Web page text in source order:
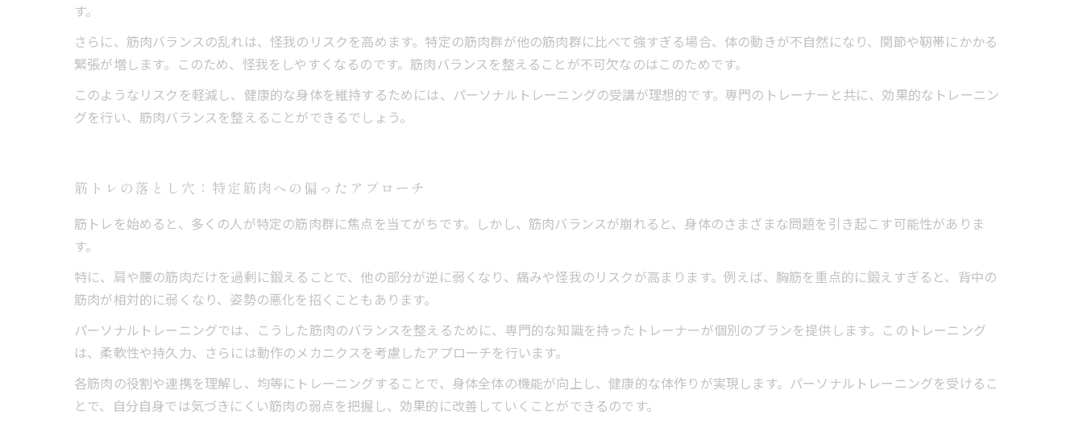
す。
さらに、筋肉バランスの乱れは、怪我のリスクを高めます。特定の筋肉群が他の筋肉群に比べて強すぎる場合、体の動きが不自然になり、関節や靭帯にかかる
緊張が増します。このため、怪我をしやすくなるのです。筋肉バランスを整えることが不可欠なのはこのためです。
このようなリスクを軽減し、健康的な身体を維持するためには、パーソナルトレーニングの受講が理想的です。専門のトレーナーと共に、効果的なトレーニン
グを行い、筋肉バランスを整えることができるでしょう。
筋トレの落とし穴：特定筋肉への偏ったアプローチ
筋トレを始めると、多くの人が特定の筋肉群に焦点を当てがちです。しかし、筋肉バランスが崩れると、身体のさまざまな問題を引き起こす可能性がありま
す。
特に、肩や腰の筋肉だけを過剰に鍛えることで、他の部分が逆に弱くなり、痛みや怪我のリスクが高まります。例えば、胸筋を重点的に鍛えすぎると、背中の
筋肉が相対的に弱くなり、姿勢の悪化を招くこともあります。
パーソナルトレーニングでは、こうした筋肉のバランスを整えるために、専門的な知識を持ったトレーナーが個別のプランを提供します。このトレーニング
は、柔軟性や持久力、さらには動作のメカニクスを考慮したアプローチを行います。
各筋肉の役割や連携を理解し、均等にトレーニングすることで、身体全体の機能が向上し、健康的な体作りが実現します。パーソナルトレーニングを受けるこ
とで、自分自身では気づきにくい筋肉の弱点を把握し、効果的に改善していくことができるのです。